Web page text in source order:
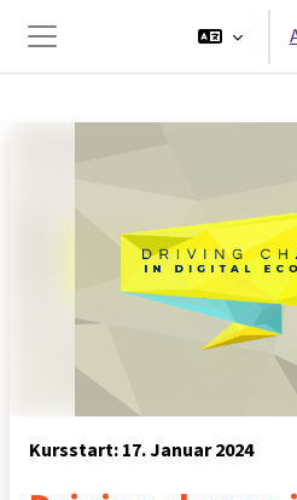
Website-Übersicht
Kursstart: 17. Januar 2024